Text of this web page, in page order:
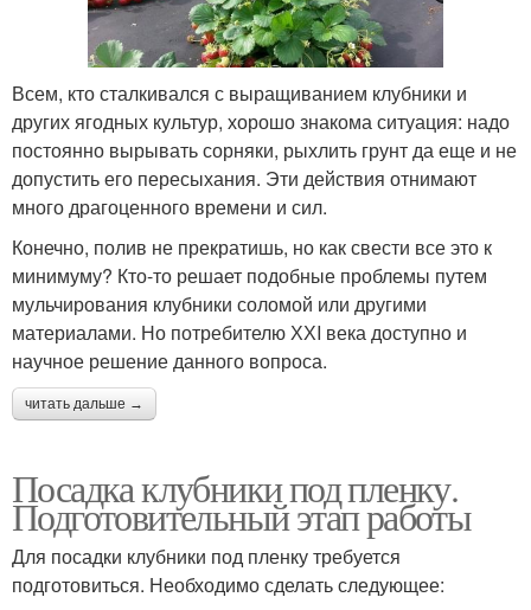
Всем, кто сталкивался с выращиванием клубники и
других ягодных культур, хорошо знакома ситуация: надо
постоянно вырывать сорняки, рыхлить грунт да еще и не
допустить его пересыхания. Эти действия отнимают
много драгоценного времени и сил.
Конечно, полив не прекратишь, но как свести все это к
минимуму? Кто-то решает подобные проблемы путем
мульчирования клубники соломой или другими
материалами. Но потребителю ХХI века доступно и
научное решение данного вопроса.
читать дальше →
Посадка клубники под пленку.
Подготовительный этап работы
Для посадки клубники под пленку требуется
подготовиться. Необходимо сделать следующее: